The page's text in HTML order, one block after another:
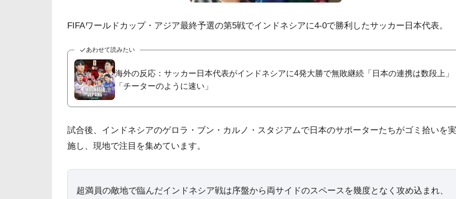
FIFAワールドカップ・アジア最終予選の第5戦でインドネシアに4-0で勝利したサッカー日本代表。
あわせて読みたい
海外の反応：サッカー日本代表がインドネシアに4発大勝で無敗継続「日本の連携は数段上」
「チーターのように速い」
試合後、インドネシアのゲロラ・ブン・カルノ・スタジアムで日本のサポーターたちがゴミ拾いを実
施し、現地で注目を集めています。
超満員の敵地で臨んだインドネシア戦は序盤から両サイドのスペースを幾度となく攻め込まれ、